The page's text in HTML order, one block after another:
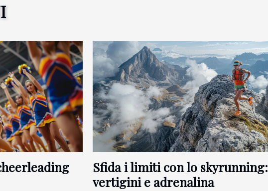
Sfida i limiti con lo skyrunning:
vertigini e adrenalina